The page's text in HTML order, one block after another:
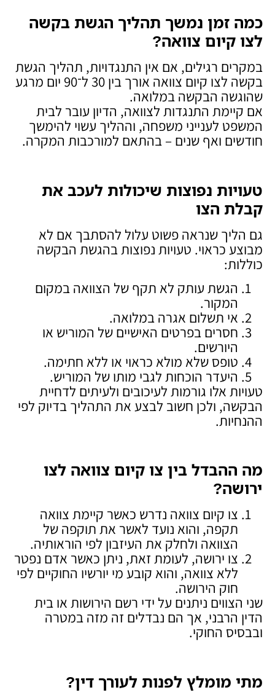
כמה זמן נמשך תהליך הגשת בקשה
לצו קיום צוואה?
במקרים רגילים, אם אין התנגדויות, תהליך הגשת
בקשה לצו קיום צוואה אורך בין 30 ל־90 יום מרגע
שהוגשה הבקשה במלואה.
אם קיימת התנגדות לצוואה, הדיון עובר לבית
המשפט לענייני משפחה, וההליך עשוי להימשך
חודשים ואף שנים – בהתאם למורכבות המקרה.
טעויות נפוצות שיכולות לעכב את
קבלת הצו
גם הליך שנראה פשוט עלול להסתבך אם לא
מבוצע כראוי. טעויות נפוצות בהגשת הבקשה
כוללות:
הגשת עותק לא תקף של הצוואה במקום
המקור.
אי תשלום אגרה במלואה.
חסרים בפרטים האישיים של המוריש או
היורשים.
טופס שלא מולא כראוי או ללא חתימה.
היעדר הוכחות לגבי מותו של המוריש.
טעויות אלו גורמות לעיכובים ולעיתים לדחיית
הבקשה, ולכן חשוב לבצע את התהליך בדיוק לפי
ההנחיות.
מה ההבדל בין צו קיום צוואה לצו
ירושה?
צו קיום צוואה נדרש כאשר קיימת צוואה
תקפה, והוא נועד לאשר את תוקפה של
הצוואה ולחלק את העיזבון לפי הוראותיה.
צו ירושה, לעומת זאת, ניתן כאשר אדם נפטר
ללא צוואה, והוא קובע מי יורשיו החוקיים לפי
חוק הירושה.
שני הצווים ניתנים על ידי רשם הירושות או בית
הדין הרבני, אך הם נבדלים זה מזה במטרה
ובבסיס החוקי.
מתי מומלץ לפנות לעורך דין?